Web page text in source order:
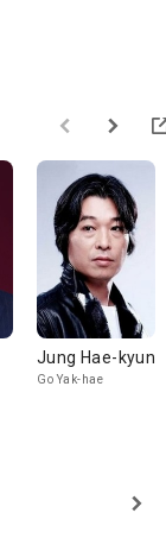
Jung Hae-kyun
Go Yak-hae